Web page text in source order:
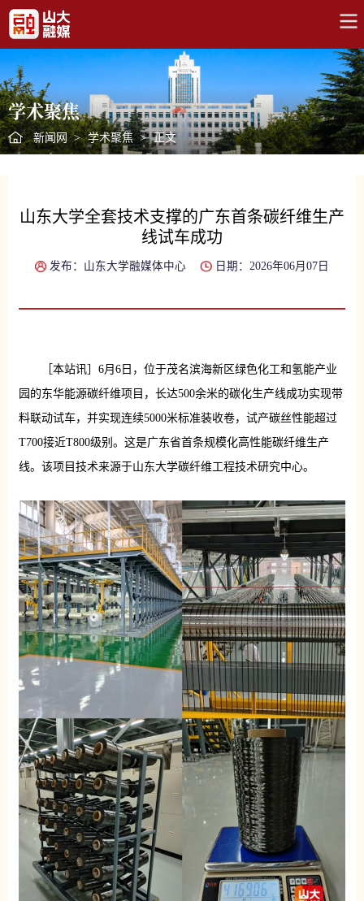
学术聚焦
新闻网 > 学术聚焦 > 正文
山东大学全套技术支撑的广东首条碳纤维生产
线试车成功
发布：山东大学融媒体中心 日期：2026年06月07日
［本站讯］6月6日，位于茂名滨海新区绿色化工和氢能产业
园的东华能源碳纤维项目，长达500余米的碳化生产线成功实现带
料联动试车，并实现连续5000米标准装收卷，试产碳丝性能超过
T700接近T800级别。这是广东省首条规模化高性能碳纤维生产
线。 该项目技术来源于山东大学碳纤维工程技术研究中心。